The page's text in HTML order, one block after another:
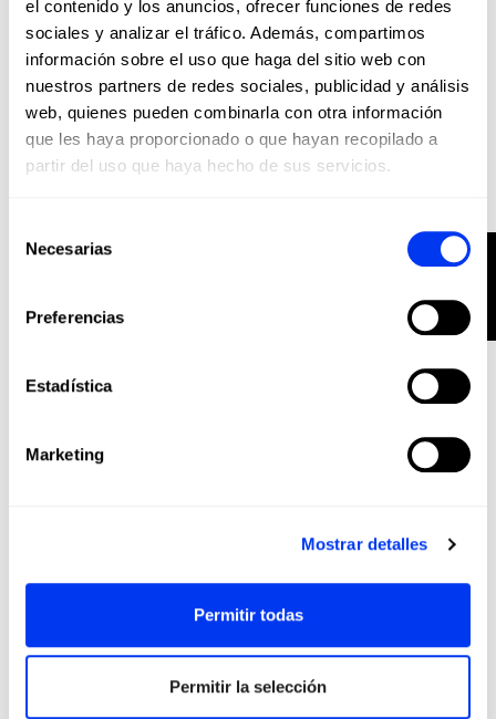
el contenido y los anuncios, ofrecer funciones de redes
sociales y analizar el tráfico. Además, compartimos
información sobre el uso que haga del sitio web con
nuestros partners de redes sociales, publicidad y análisis
web, quienes pueden combinarla con otra información
que les haya proporcionado o que hayan recopilado a
partir del uso que haya hecho de sus servicios.
Necesarias
Preferencias
Estadística
Marketing
Mostrar detalles
Permitir todas
Permitir la selección
Palas Pádel
Pala adidas Cross IT Team 3.4
108,00 €
180,00 €
Palas Pádel 132,00 €
añadir al carrito